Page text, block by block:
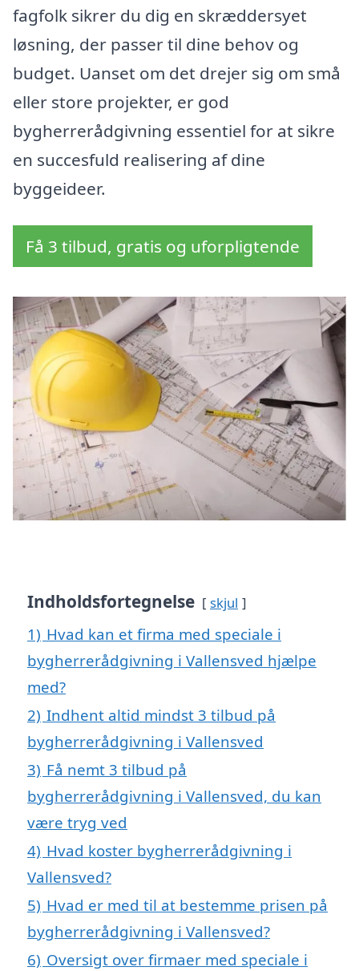
fagfolk sikrer du dig en skræddersyet
løsning, der passer til dine behov og
budget. Uanset om det drejer sig om små
eller store projekter, er god
bygherrerådgivning essentiel for at sikre
en succesfuld realisering af dine
byggeideer.
Få 3 tilbud, gratis og uforpligtende
Indholdsfortegnelse skjul
1) Hvad kan et firma med speciale i
bygherrerådgivning i Vallensved hjælpe
med?
2) Indhent altid mindst 3 tilbud på
bygherrerådgivning i Vallensved
3) Få nemt 3 tilbud på
bygherrerådgivning i Vallensved, du kan
være tryg ved
4) Hvad koster bygherrerådgivning i
Vallensved?
5) Hvad er med til at bestemme prisen på
bygherrerådgivning i Vallensved?
6) Oversigt over firmaer med speciale i